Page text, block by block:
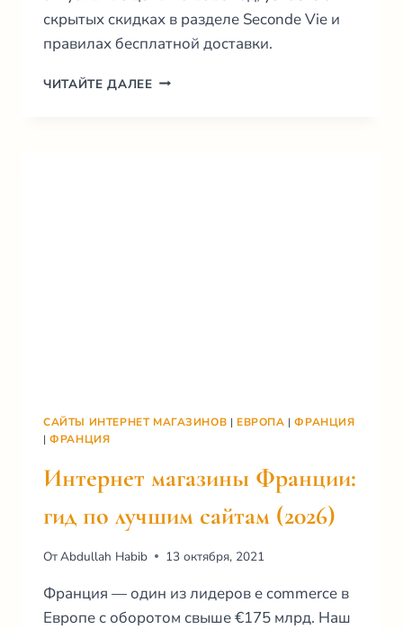
скрытых скидках в разделе Seconde Vie и
правилах бесплатной доставки.
ЧИТАЙТЕ ДАЛЕЕDECATHLON
САЙТЫ ИНТЕРНЕТ МАГАЗИНОВ | ЕВРОПА |ФРАНЦИЯ
|ФРАНЦИЯ
Интернет магазины Франции:
гид по лучшим сайтам (2026)
ОтAbdullah Habib 13 октября, 2021
Франция — один из лидеров e commerce в
Европе с оборотом свыше €175 млрд. Наш